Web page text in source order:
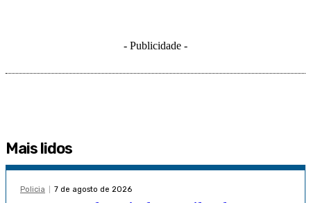
- Publicidade -
Mais lidos
Policia 7 de agosto de 2026